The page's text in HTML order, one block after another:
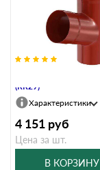
(RR29)
Характеристики
4 151 руб
Цена за шт.
В КОРЗИНУ